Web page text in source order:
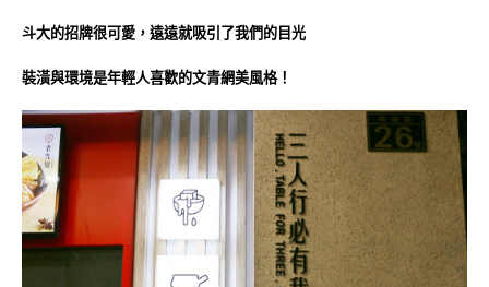
斗大的招牌很可愛，遠遠就吸引了我們的目光
裝潢與環境是年輕人喜歡的文青網美風格！